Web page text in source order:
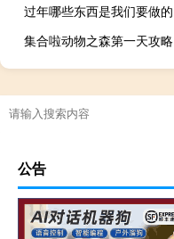
过年哪些东西是我们要做的
集合啦动物之森第一天攻略
公告